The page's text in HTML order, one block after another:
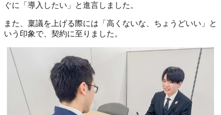
ぐに「導入したい」と進言しました。
また、稟議を上げる際には「高くないな、ちょうどいい」と
いう印象で、契約に至りました。